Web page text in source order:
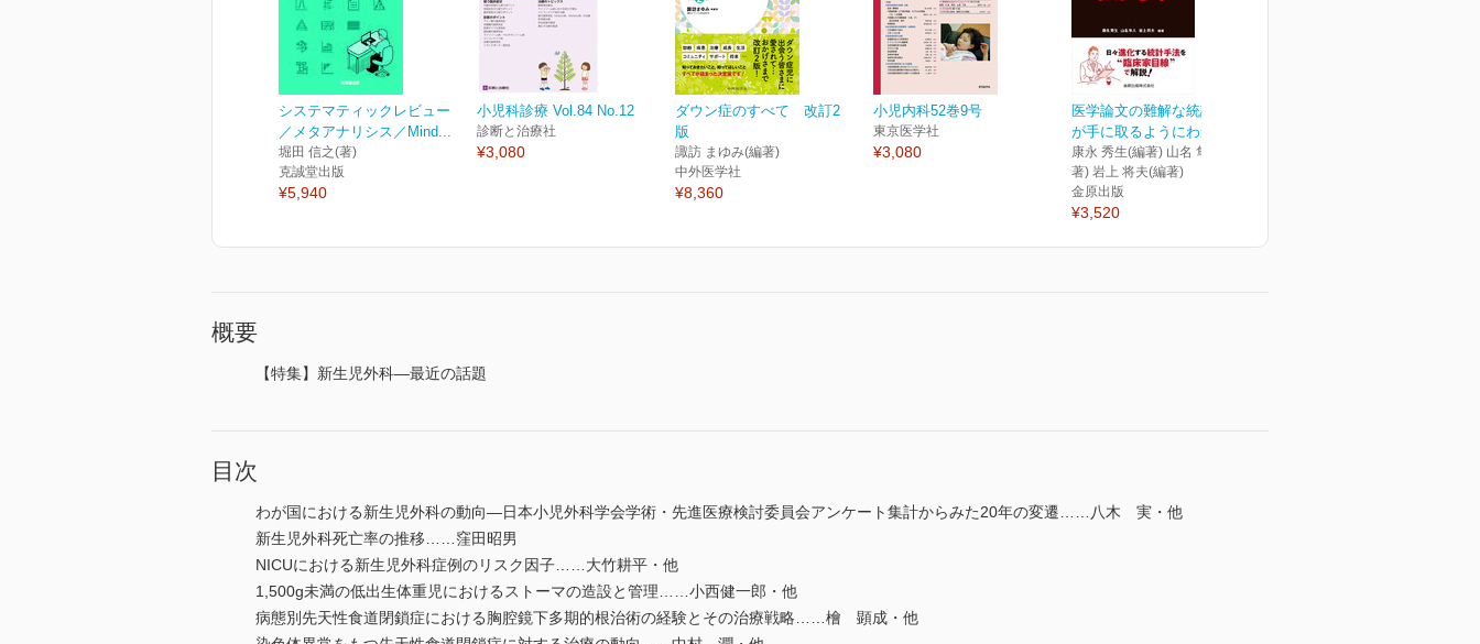
システマティックレビュー
／メタアナリシス／Mind...
堀田 信之(著)
克誠堂出版
¥5,940
小児科診療 Vol.84 No.12
診断と治療社
¥3,080
ダウン症のすべて 改訂2
版
諏訪 まゆみ(編著)
中外医学社
¥8,360
小児内科52巻9号
東京医学社
¥3,080
医学論文の難解な統計手法
が手に取るようにわかる本
康永 秀生(編著) 山名 隼人(編
著) 岩上 将夫(編著)
金原出版
¥3,520
概要
【特集】新生児外科―最近の話題
目次
わが国における新生児外科の動向―日本小児外科学会学術・先進医療検討委員会アンケート集計からみた20年の変遷……八木 実・他
新生児外科死亡率の推移……窪田昭男
NICUにおける新生児外科症例のリスク因子……大竹耕平・他
1,500g未満の低出生体重児におけるストーマの造設と管理……小西健一郎・他
病態別先天性食道閉鎖症における胸腔鏡下多期的根治術の経験とその治療戦略……檜 顕成・他